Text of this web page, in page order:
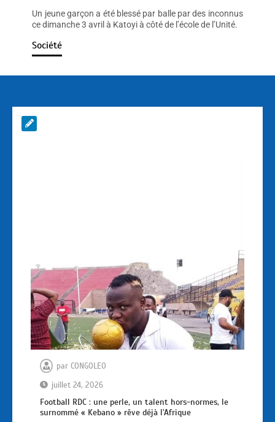
Un jeune garçon a été blessé par balle par des inconnus
ce dimanche 3 avril à Katoyi à côté de l’école de l’Unité.
Société
par CONGOLEO
juillet 24, 2026
Football RDC : une perle, un talent hors-normes, le
surnommé « Kebano » rêve déjà l’Afrique